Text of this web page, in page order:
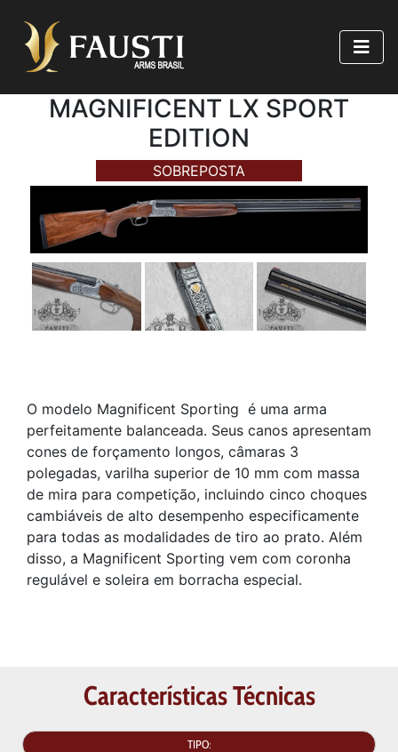
MAGNIFICENT LX SPORT
EDITION
SOBREPOSTA
O modelo Magnificent Sporting é uma arma
perfeitamente balanceada. Seus canos apresentam
cones de forçamento longos, câmaras 3
polegadas, varilha superior de 10 mm com massa
de mira para competição, incluindo cinco choques
cambiáveis de alto desempenho especificamente
para todas as modalidades de tiro ao prato. Além
disso, a Magnificent Sporting vem com coronha
regulável e soleira em borracha especial.
Características Técnicas
TIPO: